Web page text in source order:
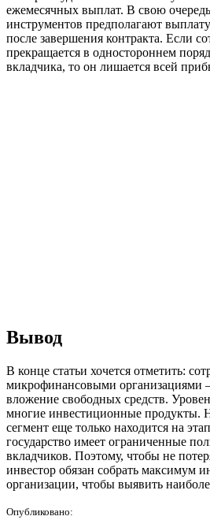
ежемесячных выплат. В свою
инструментов предполагают
после завершения контракта. Если
прекращается в одностороннем
вкладчика, то он лишается всей
Вывод
В конце статьи хочется отметить:
микрофинансовыми организациями
вложение свободных средств.
многие инвестиционные продукты.
сегмент еще только находится на
государство имеет ограниченные
вкладчиков. Поэтому, чтобы не
инвестор обязан собрать максимум
организации, чтобы выявить
Опубликовано: